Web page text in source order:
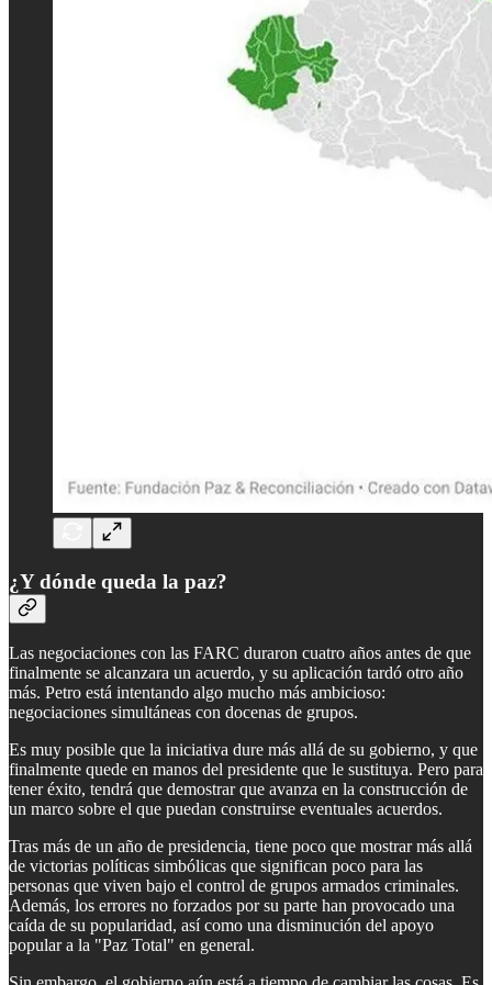
¿Y dónde queda la paz?
Las negociaciones con las FARC duraron cuatro años antes de que
finalmente se alcanzara un acuerdo, y su aplicación tardó otro año
más. Petro está intentando algo mucho más ambicioso:
negociaciones simultáneas con docenas de grupos.
Es muy posible que la iniciativa dure más allá de su gobierno, y que
finalmente quede en manos del presidente que le sustituya. Pero para
tener éxito, tendrá que demostrar que avanza en la construcción de
un marco sobre el que puedan construirse eventuales acuerdos.
Tras más de un año de presidencia, tiene poco que mostrar más allá
de victorias políticas simbólicas que significan poco para las
personas que viven bajo el control de grupos armados criminales.
Además, los errores no forzados por su parte han provocado una
caída de su popularidad, así como una disminución del apoyo
popular a la "Paz Total" en general.